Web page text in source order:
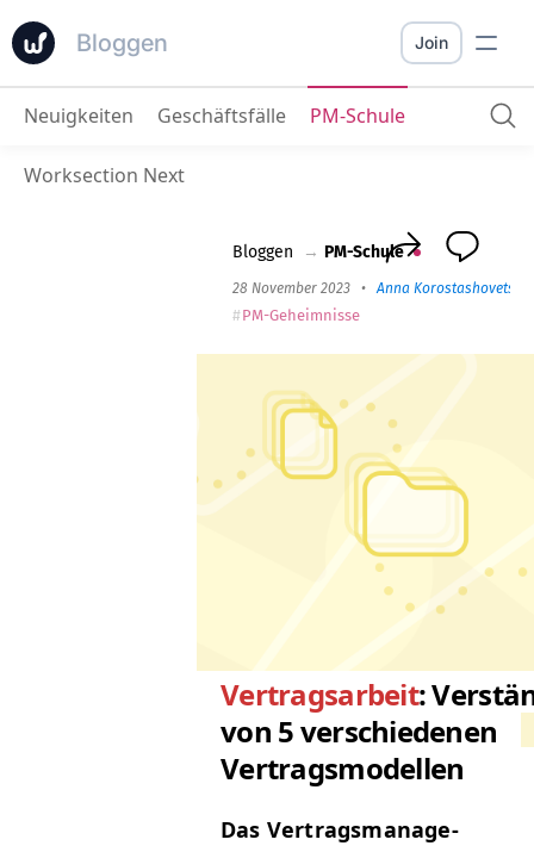
Bloggen
Vertragsarbeit: Verständnis von 5 verschiedenen Vertragsmodellen
Join
Neuigkeiten Geschäftsfälle PM-Schule
Worksection Next
Bloggen → PM-Schule
28 November 2023 •Anna Korostashovets
PM-Geheimnisse
Vertragsarbeit:
von 5 verschiedenen
Vertragsmodellen
Das Ver­trags­man­age­